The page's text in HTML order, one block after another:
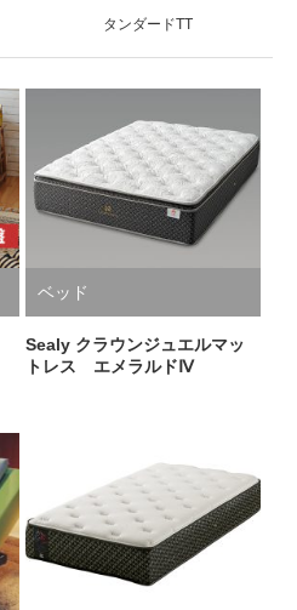
タンダードTT
ベッド
Sealy クラウンジュエルマッ
トレス エメラルドⅣ